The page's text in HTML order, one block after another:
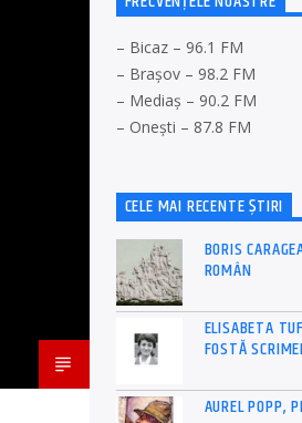
– Bicaz – 96.1 FM
– Brașov – 98.2 FM
– Mediaș – 90.2 FM
– Onești – 87.8 FM
CELE MAI RECENTE ȘTIRI
BORIS
ROMÂN
ELISABETA
FOSTĂ
AUREL POPP,